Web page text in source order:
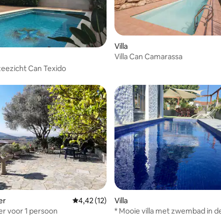
van 4,55 op 5, 11 recensies
Can Texido
Villa
Villa Can Camarassa
Gemiddelde beoordeling van 4,42 op 5, 12
4,42 (12)
voor 1 persoon
Villa
* Mooie villa met zwembad in